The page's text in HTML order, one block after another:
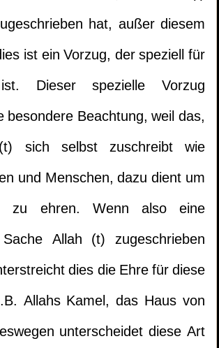
hat, außer diesem
ist ein Vorzug, der speziell für
Dieser spezielle Vorzug
Beachtung, weil das,
sich selbst zuschreibt wie
und Menschen, dazu dient um
zu ehren. Wenn also eine
Allah (t) zugeschrieben
dies die Ehre für diese
Allahs Kamel, das Haus von
unterscheidet diese Art